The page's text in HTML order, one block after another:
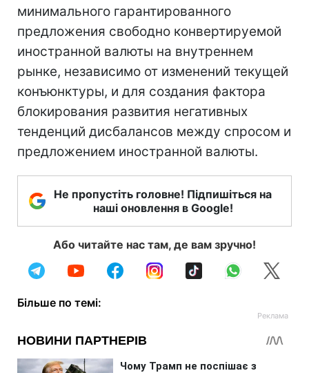
минимального гарантированного
предложения свободно конвертируемой
иностранной валюты на внутреннем
рынке, независимо от изменений текущей
конъюнктуры, и для создания фактора
блокирования развития негативных
тенденций дисбалансов между спросом и
предложением иностранной валюты.
Не пропустіть головне! Підпишіться на
наші оновлення в Google!
Або читайте нас там, де вам зручно!
Більше по темі: